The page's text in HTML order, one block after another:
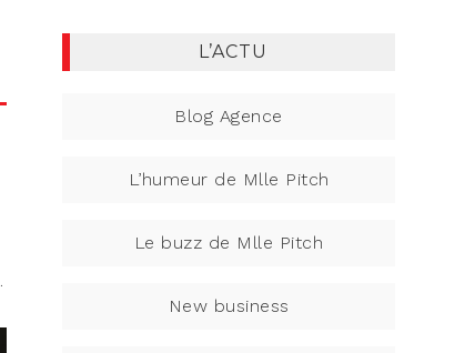
.
L’ACTU
Blog Agence
L’humeur de Mlle Pitch
Le buzz de Mlle Pitch
New business